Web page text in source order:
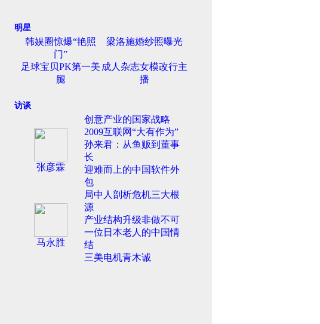
明星
韩娱圈惊爆“艳照
门”
梁洛施婚纱照曝光
足球宝贝PK第一美
腿
成人杂志女模改行主
播
访谈
张彦霖
创意产业的国家战略
2009互联网“大有作为”
孙来君：从鱼贩到董事
长
迎难而上的中国软件外
包
马永胜
局中人剖析危机三大根
源
产业结构升级非做不可
一位日本老人的中国情
结
三美电机青木诚